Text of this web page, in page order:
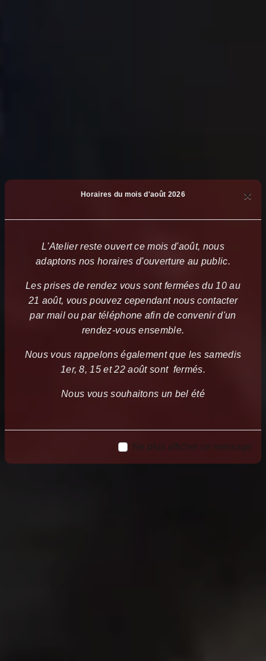
Horaires du mois d'août 2026 ×
L'Atelier reste ouvert ce mois d'août, nous
adaptons nos horaires d'ouverture au public.
Les prises de rendez vous sont fermées du 10 au
21 août, vous pouvez cependant nous contacter
par mail ou par téléphone afin de convenir d'un
rendez-vous ensemble.
Nous vous rappelons également que les samedis
1er, 8, 15 et 22 août sont fermés.
Nous vous souhaitons un bel été
Ne plus afficher ce message